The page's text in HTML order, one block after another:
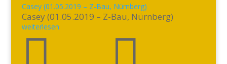
Casey (01.05.2019 – Z-Bau, Nürnberg)
Casey (01.05.2019 – Z-Bau, Nürnberg)
weiterlesen